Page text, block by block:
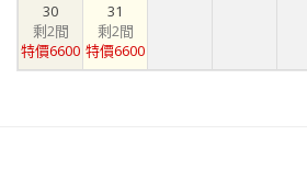
30
剩2間
特價6600
31
剩2間
特價6600